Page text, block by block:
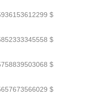
$
$
$
$